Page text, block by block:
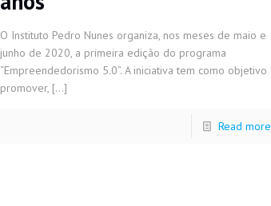
O Instituto Pedro Nunes organiza, nos meses de maio e
junho de 2020, a primeira edição do programa
“Empreendedorismo 5.0”. A iniciativa tem como objetivo
promover,[…]
Read more